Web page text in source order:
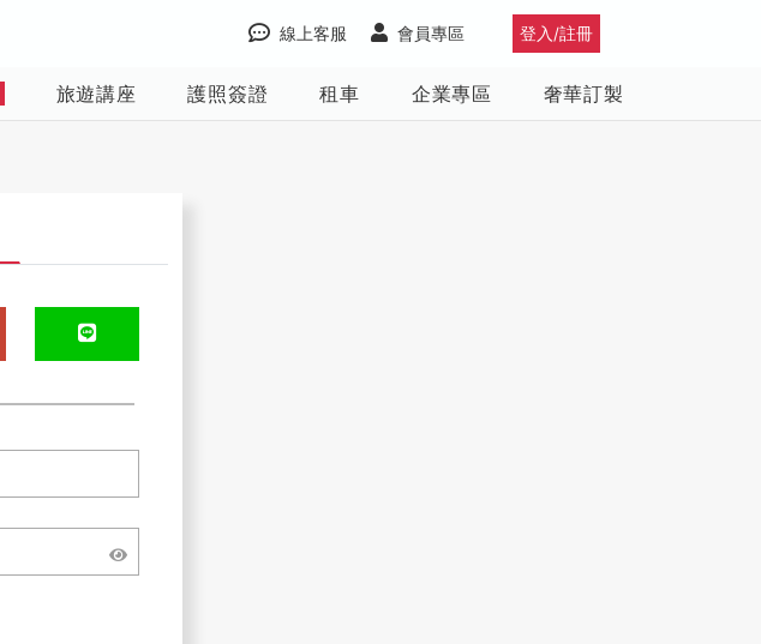
登入/註冊
會員專區
線上客服
旅遊講座 護照簽證 租車 企業專區 奢華訂製